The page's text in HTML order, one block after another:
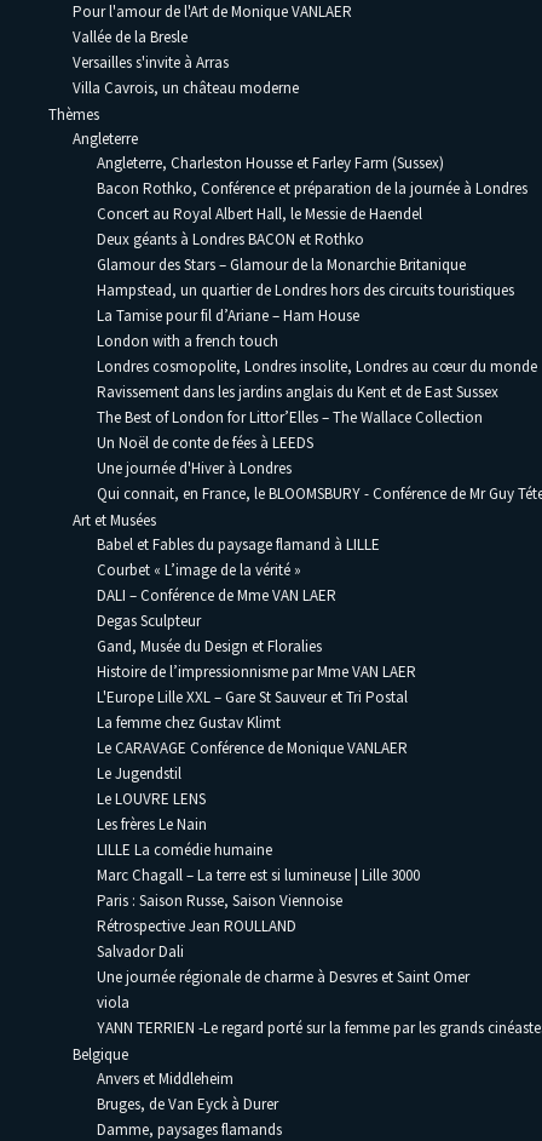
Pour l'amour de l'Art de Monique VANLAER
Vallée de la Bresle
Versailles s'invite à Arras
Villa Cavrois, un château moderne
Thèmes
Angleterre
Angleterre, Charleston Housse et Farley Farm (Sussex)
Bacon Rothko, Conférence et préparation de la journée à Londres
Concert au Royal Albert Hall, le Messie de Haendel
Deux géants à Londres BACON et Rothko
Glamour des Stars – Glamour de la Monarchie Britanique
Hampstead, un quartier de Londres hors des circuits touristiques
La Tamise pour fil d’Ariane – Ham House
London with a french touch
Londres cosmopolite, Londres insolite, Londres au cœur du monde
Ravissement dans les jardins anglais du Kent et de East Sussex
The Best of London for Littor’Elles – The Wallace Collection
Un Noël de conte de fées à LEEDS
Une journée d'Hiver à Londres
Qui connait, en France, le BLOOMSBURY - Conférence de Mr Guy
Art et Musées
Babel et Fables du paysage flamand à LILLE
Courbet « L’image de la vérité »
DALI – Conférence de Mme VAN LAER
Degas Sculpteur
Gand, Musée du Design et Floralies
Histoire de l’impressionnisme par Mme VAN LAER
L'Europe Lille XXL – Gare St Sauveur et Tri Postal
La femme chez Gustav Klimt
Le CARAVAGE Conférence de Monique VANLAER
Le Jugendstil
Le LOUVRE LENS
Les frères Le Nain
LILLE La comédie humaine
Marc Chagall – La terre est si lumineuse | Lille 3000
Paris : Saison Russe, Saison Viennoise
Rétrospective Jean ROULLAND
Salvador Dali
Une journée régionale de charme à Desvres et Saint Omer
viola
YANN TERRIEN -Le regard porté sur la femme par les grands
Belgique
Anvers et Middleheim
Bruges, de Van Eyck à Durer
Damme, paysages flamands